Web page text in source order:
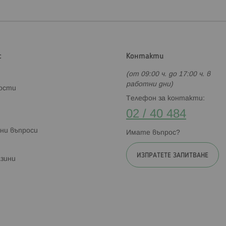
въпроси
Контакти
(от 09:00 ч. до 17:00 ч. в
работни дни)
Телефон за контакти:
02 / 40 484
Имате въпрос?
ИЗПРАТЕТЕ ЗАПИТВАНЕ